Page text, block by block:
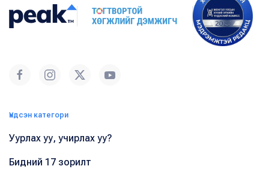
Үндсэн категори
Уурлах уу, учирлах уу?
Бидний 17 зорилт